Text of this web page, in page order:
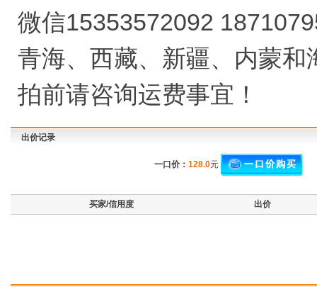
微信15353572092
青海、西藏、新疆、内蒙
拍前请咨询运费事宜！
出价记录
一口价： 128.0元
买家/信用度 出价